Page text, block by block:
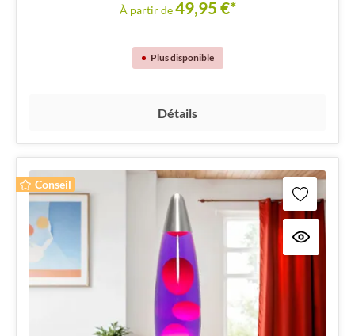
À partir de49,95 €*
Plus disponible
Détails
Conseil